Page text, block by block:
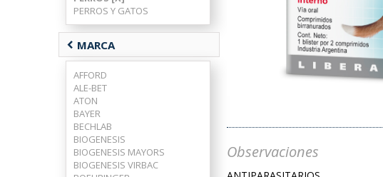
PERROS Y GATOS
chevron_left MARCA
AFFORD
ALE-BET
ATON
BAYER
BECHLAB
BIOGENESIS
BIOGENESIS MAYORS
BIOGENESIS VIRBAC
Observaciones